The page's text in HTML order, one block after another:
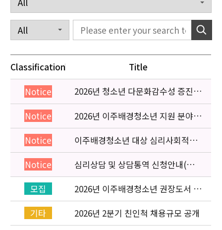
Classification Title
Notice
2026년 청소년 다문화감수성 증진
프로그램 「다가감」신청기관 안내
Notice
2026년 이주배경청소년 지원 분야
종사자 역량강화 교육 일정 안내
Notice
이주배경청소년 대상 심리사회적응
검사 연수동영상 개편 안내
Notice
심리상담 및 상담통역 신청안내(의뢰
서첨부)
모집
2026년 이주배경청소년 권장도서 목
록 구성을 위한 청소년 참여 이벤트
안내
기타
2026년 2분기 친인척 채용규모 공개